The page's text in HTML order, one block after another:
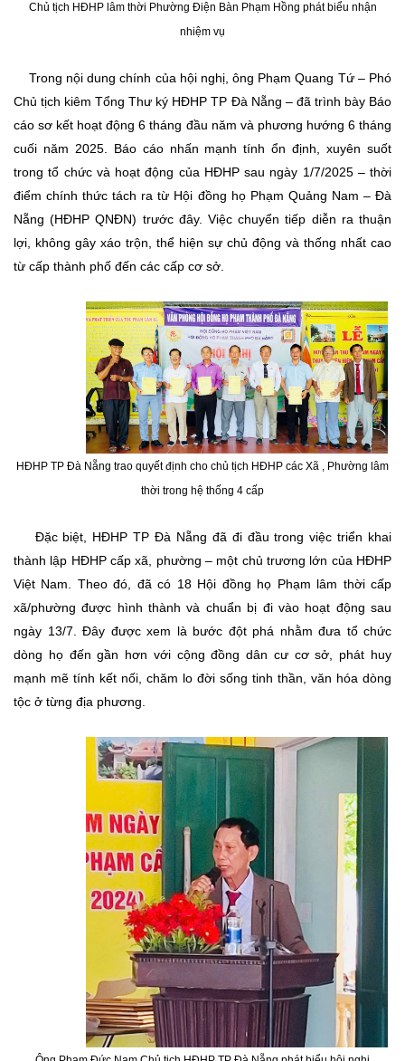
Chủ tịch HĐHP lâm thời Phường Điện Bàn Phạm Hồng phát biểu nhận
nhiệm vụ
Trong nội dung chính của hội nghị, ông Phạm Quang Tứ – Phó
Chủ tịch kiêm Tổng Thư ký HĐHP TP Đà Nẵng – đã trình bày Báo
cáo sơ kết hoạt động 6 tháng đầu năm và phương hướng 6 tháng
cuối năm 2025. Báo cáo nhấn mạnh tính ổn định, xuyên suốt
trong tổ chức và hoạt động của HĐHP sau ngày 1/7/2025 – thời
điểm chính thức tách ra từ Hội đồng họ Phạm Quảng Nam – Đà
Nẵng (HĐHP QNĐN) trước đây. Việc chuyển tiếp diễn ra thuận
lợi, không gây xáo trộn, thể hiện sự chủ động và thống nhất cao
từ cấp thành phố đến các cấp cơ sở.
HĐHP TP Đà Nẵng trao quyết định cho chủ tịch HĐHP các Xã , Phường lâm
thời trong hệ thống 4 cấp
Đặc biệt, HĐHP TP Đà Nẵng đã đi đầu trong việc triển khai
thành lập HĐHP cấp xã, phường – một chủ trương lớn của HĐHP
Việt Nam. Theo đó, đã có 18 Hội đồng họ Phạm lâm thời cấp
xã/phường được hình thành và chuẩn bị đi vào hoạt động sau
ngày 13/7. Đây được xem là bước đột phá nhằm đưa tổ chức
dòng họ đến gần hơn với cộng đồng dân cư cơ sở, phát huy
mạnh mẽ tính kết nối, chăm lo đời sống tinh thần, văn hóa dòng
tộc ở từng địa phương.